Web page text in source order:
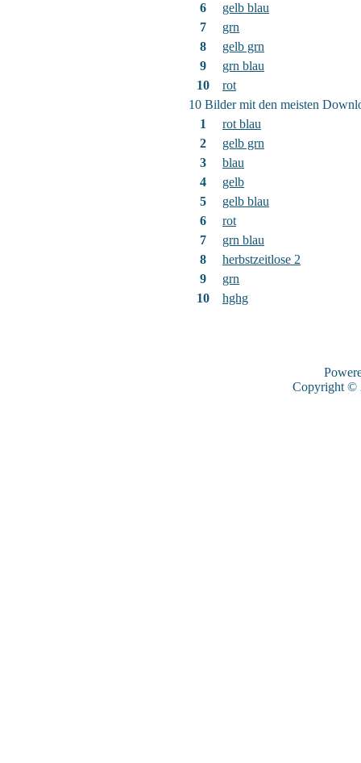
6
gelb blau
7
grn
8
gelb grn
9
grn blau
10
rot
10 Bilder mit den meisten
1
rot blau
2
gelb grn
3
blau
4
gelb
5
gelb blau
6
rot
7
grn blau
8
herbstzeitlose 2
9
grn
10
hghg
Copyright ©